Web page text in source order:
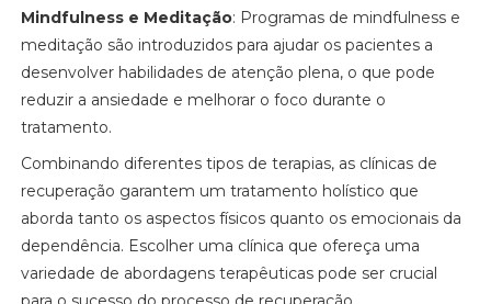
Mindfulness e Meditação: Programas de mindfulness e
meditação são introduzidos para ajudar os pacientes a
desenvolver habilidades de atenção plena, o que pode
reduzir a ansiedade e melhorar o foco durante o
tratamento.
Combinando diferentes tipos de terapias, as clínicas de
recuperação garantem um tratamento holístico que
aborda tanto os aspectos físicos quanto os emocionais da
dependência. Escolher uma clínica que ofereça uma
variedade de abordagens terapêuticas pode ser crucial